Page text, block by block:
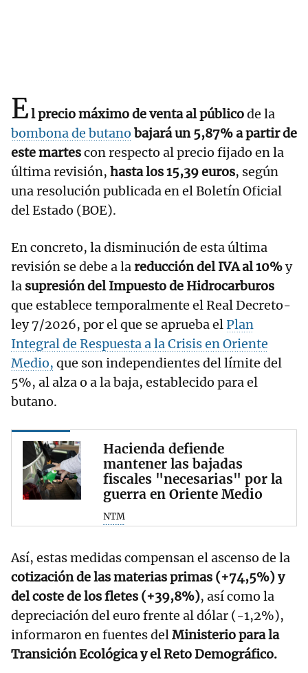
El precio máximo de venta al públicode la
bombona de butano bajará un 5,87% a partir de
este martescon respecto al precio fijado en la
última revisión, hasta los 15,39 euros, según
una resolución publicada en el Boletín Oficial
del Estado (BOE).
En concreto, la disminución de esta última
revisión se debe a lareducción del IVA al 10%y
la supresión del Impuesto de Hidrocarburos
que establece temporalmente el Real Decreto-
ley 7/2026, por el que se aprueba elPlan
Integral de Respuesta a la Crisis en Oriente
Medio, que son independientes del límite del
5%, al alza o a la baja, establecido para el
butano.
Hacienda defiende
mantener las bajadas
fiscales "necesarias" por la
guerra en Oriente Medio
NTM
Así, estas medidas compensan el ascenso de la
cotización de las materias primas (+74,5%) y
del coste de los fletes (+39,8%), así como la
depreciación del euro frente al dólar (-1,2%),
informaron en fuentes delMinisterio para la
Transición Ecológica y el Reto Demográfico.